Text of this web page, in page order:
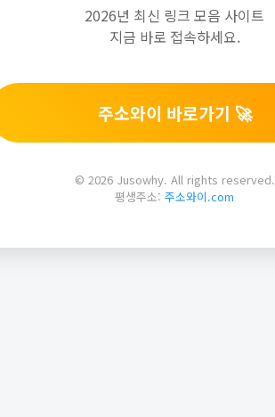
2026년 최신 링크 모음 사이트
지금 바로 접속하세요.
주소와이 바로가기 🚀
© 2026 Jusowhy. All rights reserved.
평생주소: 주소와이.com